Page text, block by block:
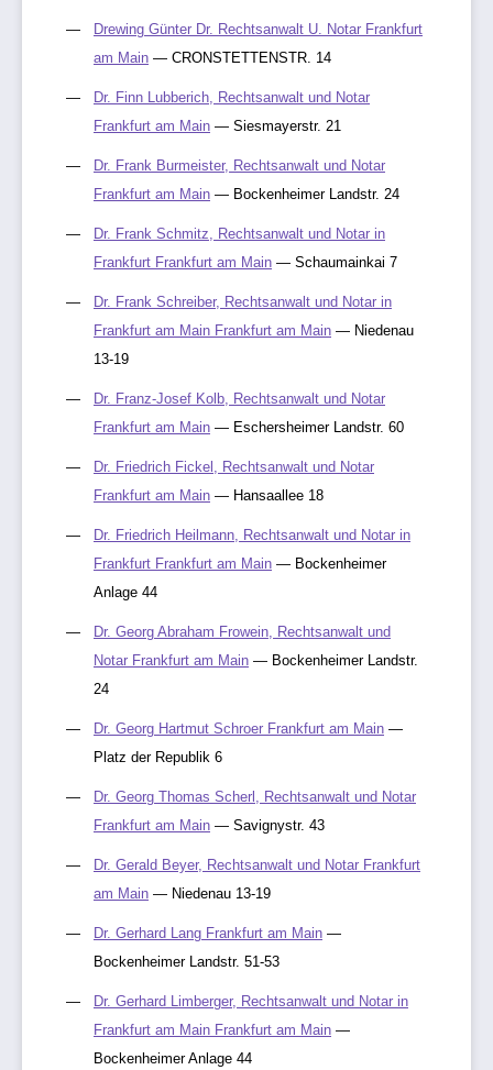
Drewing Günter Dr. Rechtsanwalt U. Notar Frankfurt
am Main — CRONSTETTENSTR. 14
Dr. Finn Lubberich, Rechtsanwalt und Notar
Frankfurt am Main — Siesmayerstr. 21
Dr. Frank Burmeister, Rechtsanwalt und Notar
Frankfurt am Main — Bockenheimer Landstr. 24
Dr. Frank Schmitz, Rechtsanwalt und Notar in
Frankfurt Frankfurt am Main — Schaumainkai 7
Dr. Frank Schreiber, Rechtsanwalt und Notar in
Frankfurt am Main Frankfurt am Main — Niedenau
13-19
Dr. Franz-Josef Kolb, Rechtsanwalt und Notar
Frankfurt am Main — Eschersheimer Landstr. 60
Dr. Friedrich Fickel, Rechtsanwalt und Notar
Frankfurt am Main — Hansaallee 18
Dr. Friedrich Heilmann, Rechtsanwalt und Notar in
Frankfurt Frankfurt am Main — Bockenheimer
Anlage 44
Dr. Georg Abraham Frowein, Rechtsanwalt und
Notar Frankfurt am Main — Bockenheimer Landstr.
24
Dr. Georg Hartmut Schroer Frankfurt am Main —
Platz der Republik 6
Dr. Georg Thomas Scherl, Rechtsanwalt und Notar
Frankfurt am Main — Savignystr. 43
Dr. Gerald Beyer, Rechtsanwalt und Notar Frankfurt
am Main — Niedenau 13-19
Dr. Gerhard Lang Frankfurt am Main —
Bockenheimer Landstr. 51-53
Dr. Gerhard Limberger, Rechtsanwalt und Notar in
Frankfurt am Main Frankfurt am Main —
Bockenheimer Anlage 44